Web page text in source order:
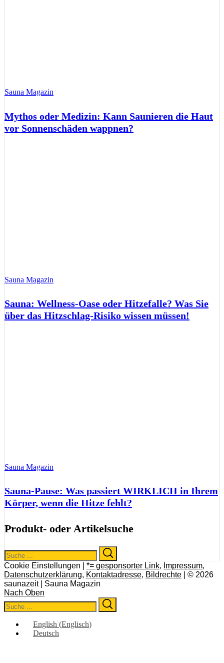
Sauna Magazin
Mythos oder Medizin: Kann Saunieren die Haut
vor Sonnenschäden wappnen?
Sauna Magazin
Sauna: Wellness-Oase oder Hitzefalle? Was Sie
über das Hitzschlag-Risiko wissen müssen!
Sauna Magazin
Sauna-Pause: Was passiert WIRKLICH in Ihrem
Körper, wenn die Hitze fehlt?
Produkt- oder Artikelsuche
Search
for:
Cookie Einstellungen | *= gesponsorter Link, Impressum,
Datenschutzerklärung, Kontaktadresse, Bildrechte | © 2026
saunazeit | Sauna Magazin
Nach Oben
Search
for:
English (Englisch)
Deutsch